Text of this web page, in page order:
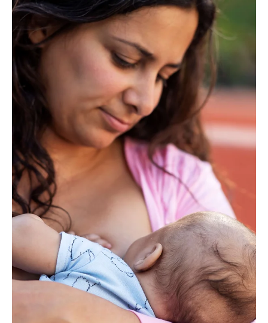
Anthony Victoria
27 ago 2025
2 min de lectura
California
Abogados buscan respuestas tras el tiroteo de
la Patrulla Fronteriza contra la camioneta de un
hombre de San Bernardino
Abogados buscan respuestas tras el tiroteo de la Patrulla
Fronteriza contra la camioneta de un hombre de San Bernardino